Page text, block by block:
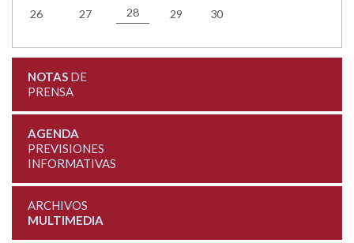
26 27 28 29 30
NOTASDE
PRENSA
AGENDA
PREVISIONES
INFORMATIVAS
ARCHIVOS
MULTIMEDIA